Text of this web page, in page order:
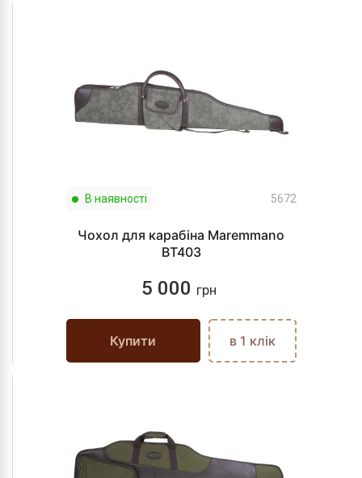
В наявності 5672
Чохол для карабіна Maremmano
BT403
5 000 грн
Купити в 1 клік